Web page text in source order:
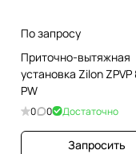
По запросу
Приточно-вытяжная
установка Zilon
PW
0 0 Достаточно
Запросить